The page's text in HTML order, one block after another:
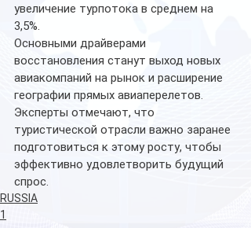
увеличение турпотока в среднем на
3,5%.
Основными драйверами
восстановления станут выход новых
авиакомпаний на рынок и расширение
географии прямых авиаперелетов.
Эксперты отмечают, что
туристической отрасли важно заранее
подготовиться к этому росту, чтобы
эффективно удовлетворить будущий
спрос.
RUSSIA
1